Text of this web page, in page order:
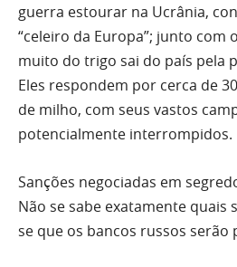
guerra estourar na Ucrânia,
“celeiro da Europa”; junto com
muito do trigo sai do país pela
Eles respondem por cerca de
de milho, com seus vastos
potencialmente interrompidos.
Sanções negociadas em
Não se sabe exatamente quais
se que os bancos russos serão